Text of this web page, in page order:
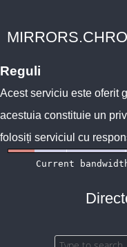
Reguli
Acest serviciu este oferit
acestuia constituie un
folosiți serviciul cu